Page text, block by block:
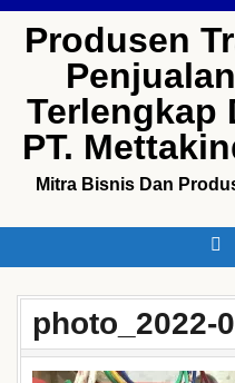
Produsen
Terlengkap
PT.
Mitra Bisnis Dan
photo_2022-